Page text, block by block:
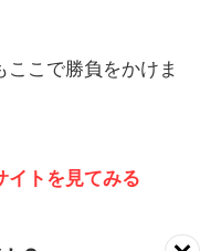
こで勝負をかけま
イトを見てみる